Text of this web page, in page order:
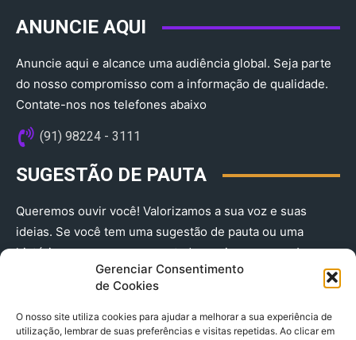
Gerenciar Consentimento
de Cookies
O nosso site utiliza cookies para ajudar a melhorar a sua experiência de
utilização, lembrar de suas preferências e visitas repetidas. Ao clicar em
ANUNCIE AQUI
Anuncie aqui e alcance uma audiência global. Seja parte
do nosso compromisso com a informação de qualidade.
Contate-nos nos telefones abaixo
(91) 98224 - 3111
SUGESTÃO DE PAUTA
Queremos ouvir você! Valorizamos a sua voz e suas
ideias. Se você tem uma sugestão de pauta ou uma
história que merece ser contada, envie-nos agora!
(91) 98224 - 3111